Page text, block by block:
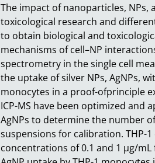
The impact of nanoparticles, NPs,
toxicological research and
to obtain biological and
mechanisms of cell–NP
spectrometry in the single cell
the uptake of silver NPs, AgNPs,
monocytes in a proof-ofprinciple
ICP-MS have been optimized and
AgNPs to determine the number
suspensions for calibration. THP-
concentrations of 0.1 and 1 µg/